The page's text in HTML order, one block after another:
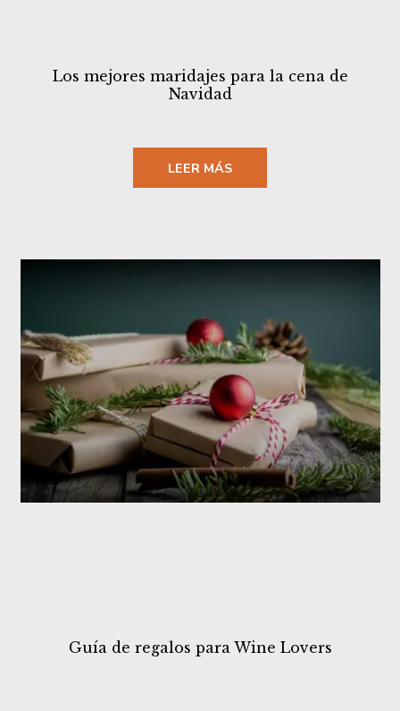
Los mejores maridajes para la cena de
Navidad
LEER MÁS
Guía de regalos para Wine Lovers